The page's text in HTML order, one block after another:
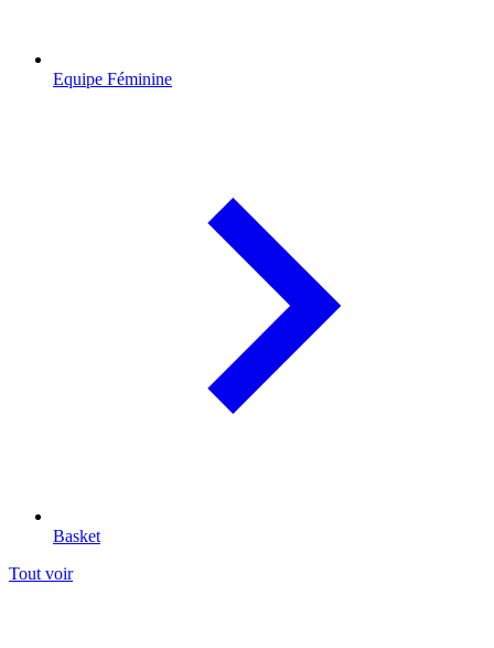
Equipe Féminine
Basket
Tout voir